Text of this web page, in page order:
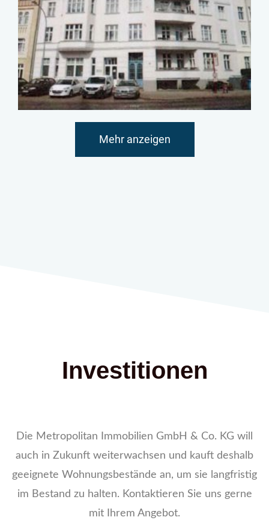
Mehr anzeigen
Investitionen
Die Metropolitan Immobilien GmbH & Co. KG will
auch in Zukunft weiterwachsen und kauft deshalb
geeignete Wohnungsbestände an, um sie langfristig
im Bestand zu halten. Kontaktieren Sie uns gerne
mit Ihrem Angebot.